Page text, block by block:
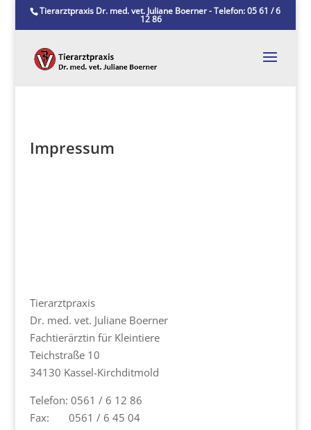
Tierarztpraxis Dr. med. vet. Juliane Boerner - Telefon: 05 61 / 6
12 86
Impressum
Tierarztpraxis
Dr. med. vet. Juliane Boerner
Fachtierärztin für Kleintiere
Teichstraße 10
34130 Kassel-Kirchditmold
Telefon: 0561 / 6 12 86
Fax: 0561 / 6 45 04